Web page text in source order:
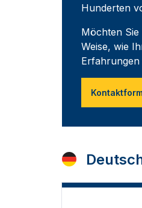
Hunderten
Möchten
Weise, wie